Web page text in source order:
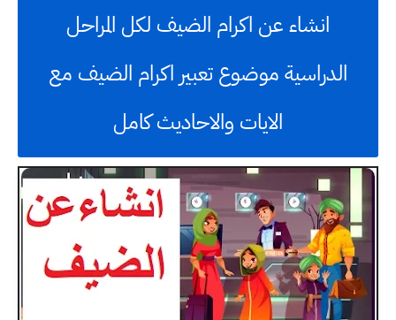
انشاء عن اكرام الضيف لكل المراحل
الدراسية موضوع تعبير اكرام الضيف مع
الايات والاحاديث كامل